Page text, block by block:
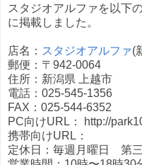
スタジオアルファを以下
に掲載しました。
店名： スタジオアルファ(
郵便：〒942-0064
住所：新潟県 上越市
電話：025-545-1356
FAX：025-544-6352
PC向けURL： http://
携帯向けURL：
定休日：毎週月曜日 第三